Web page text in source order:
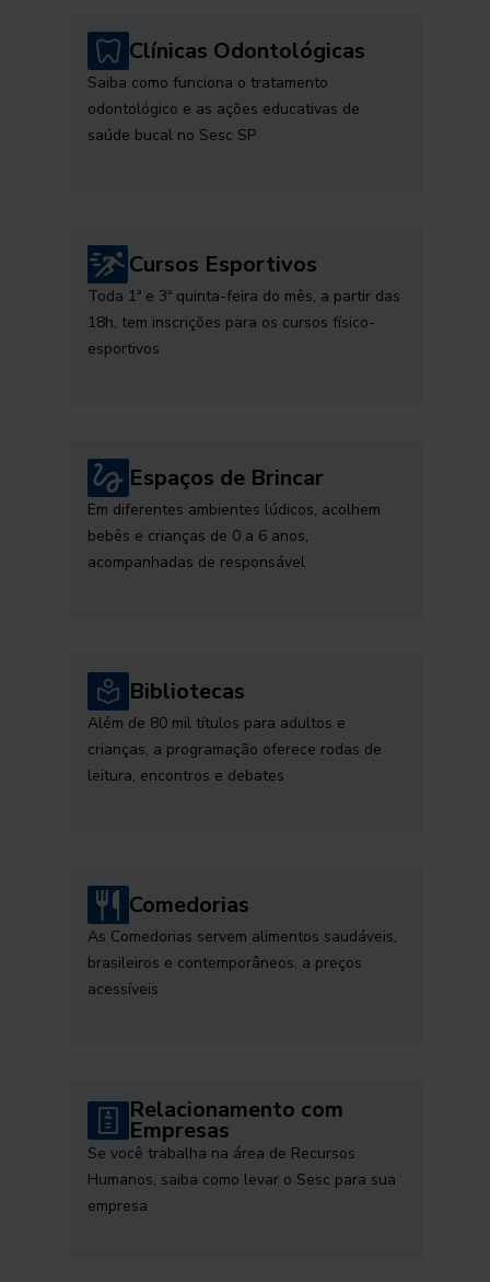
Clínicas Odontológicas
Saiba como funciona o tratamento
odontológico e as ações educativas de
saúde bucal no Sesc SP
Cursos Esportivos
Toda 1ª e 3ª quinta-feira do mês, a partir das
18h, tem inscrições para os cursos físico-
esportivos
Espaços de Brincar
Em diferentes ambientes lúdicos, acolhem
bebês e crianças de 0 a 6 anos,
acompanhadas de responsável
Bibliotecas
Além de 80 mil títulos para adultos e
crianças, a programação oferece rodas de
leitura, encontros e debates
Comedorias
As Comedorias servem alimentos saudáveis,
brasileiros e contemporâneos, a preços
acessíveis
Relacionamento com
Empresas
Se você trabalha na área de Recursos
Humanos, saiba como levar o Sesc para sua
empresa